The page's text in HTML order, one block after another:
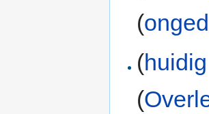
(
(huidig
(